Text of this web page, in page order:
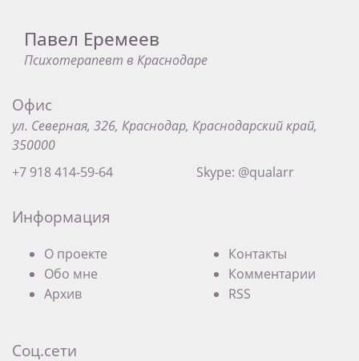
Павел Еремеев
Психотерапевт в Краснодаре
Офис
ул. Северная, 326, Краснодар, Краснодарский край,
350000
+7 918 414-59-64
Skype: @qualarr
Информация
О проекте
Обо мне
Архив
Контакты
Комментарии
RSS
Соц.сети